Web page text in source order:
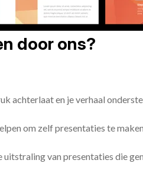
door ons?
achterlaat en je verhaal
om zelf presentaties te
van presentaties die